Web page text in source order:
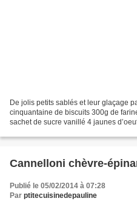
De jolis petits sablés et leur glaçage
cinquantaine de biscuits 300g de
sachet de sucre vanillé 4 jaunes
Cannelloni chèvre-
Publié le 05/02/2014 à 07:28
Par ptitecuisinedepauline